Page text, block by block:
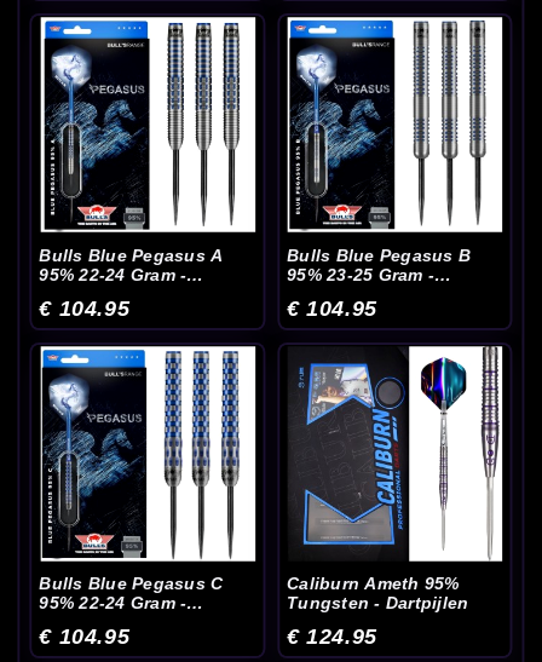
Bulls Blue Pegasus A
95% 22-24 Gram -
€ 104.95
Bulls Blue Pegasus B
95% 23-25 Gram -
€ 104.95
Bulls Blue Pegasus C
95% 22-24 Gram -
€ 104.95
Caliburn Ameth 95%
Tungsten - Dartpijlen
€ 124.95